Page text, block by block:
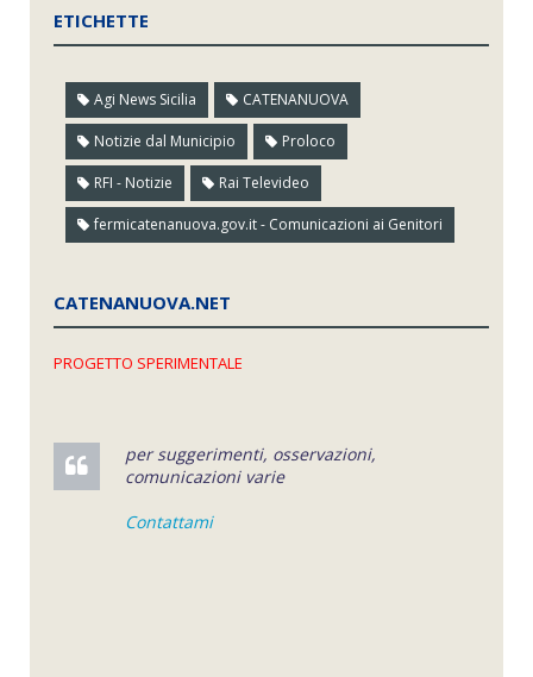
ETICHETTE
Agi News Sicilia CATENANUOVA
Notizie dal Municipio Proloco
RFI - Notizie Rai Televideo
fermicatenanuova.gov.it - Comunicazioni ai Genitori
CATENANUOVA.NET
PROGETTO SPERIMENTALE
per suggerimenti, osservazioni,
comunicazioni varie
Contattami